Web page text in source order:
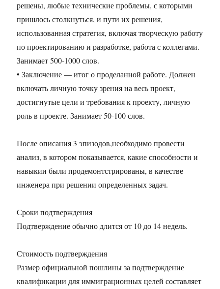
решены, любые технические проблемы, с которыми
пришлось столкнуться, и пути их решения,
использованная стратегия, включая творческую работу
по проектированию и разработке, работа с коллегами.
Занимает 500-1000 слов.
• Заключение — итог о проделанной работе. Должен
включать личную точку зрения на весь проект,
достигнутые цели и требования к проекту, личную
роль в проекте. Занимает 50-100 слов.
После описания 3 эпизодов,необходимо провести
анализ, в котором показывается, какие способности и
навыкии были продемонтстрированы, в качестве
инженера при решении определенных задач.
Сроки подтверждения
Подтверждение обычно длится от 10 до 14 недель.
Стоимость подтверждения
Размер официальной пошлины за подтверждение
квалификации для иммиграционных целей составляет